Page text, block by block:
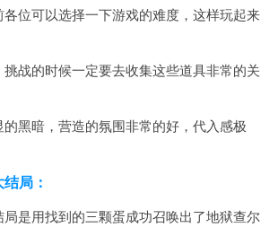
各位可以选择一下游戏的难度，这样玩起来
挑战的时候一定要去收集这些道具非常的关
黑暗，营造的氛围非常的好，代入感极
局：
局是用找到的三颗蛋成功召唤出了地狱查尔